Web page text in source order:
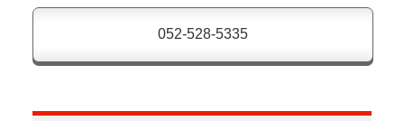
052-528-5335